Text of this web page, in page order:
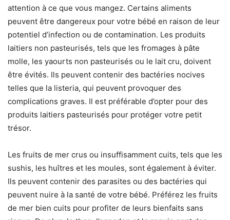
attention à ce que vous mangez. Certains aliments
peuvent être dangereux pour votre bébé en raison de leur
potentiel d’infection ou de contamination. Les produits
laitiers non pasteurisés, tels que les fromages à pâte
molle, les yaourts non pasteurisés ou le lait cru, doivent
être évités. Ils peuvent contenir des bactéries nocives
telles que la listeria, qui peuvent provoquer des
complications graves. Il est préférable d’opter pour des
produits laitiers pasteurisés pour protéger votre petit
trésor.
Les fruits de mer crus ou insuffisamment cuits, tels que les
sushis, les huîtres et les moules, sont également à éviter.
Ils peuvent contenir des parasites ou des bactéries qui
peuvent nuire à la santé de votre bébé. Préférez les fruits
de mer bien cuits pour profiter de leurs bienfaits sans